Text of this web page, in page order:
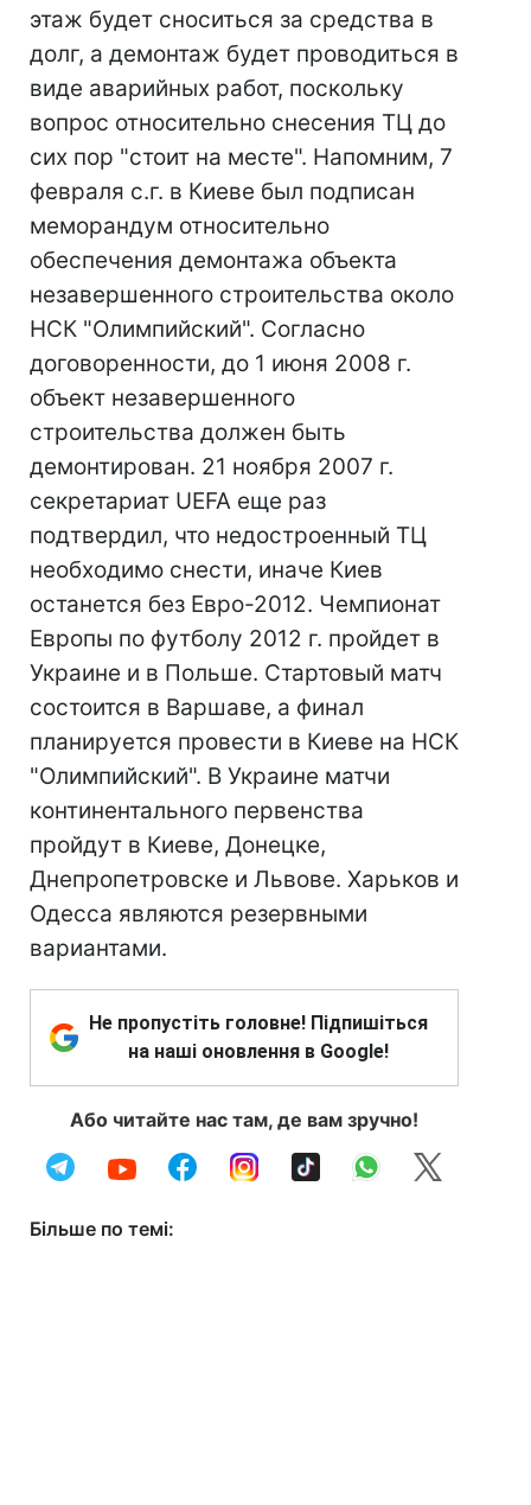
этаж будет сноситься за средства в
долг, а демонтаж будет проводиться в
виде аварийных работ, поскольку
вопрос относительно снесения ТЦ до
сих пор "стоит на месте". Напомним, 7
февраля с.г. в Киеве был подписан
меморандум относительно
обеспечения демонтажа объекта
незавершенного строительства около
НСК "Олимпийский". Согласно
договоренности, до 1 июня 2008 г.
объект незавершенного
строительства должен быть
демонтирован. 21 ноября 2007 г.
секретариат UEFA еще раз
подтвердил, что недостроенный ТЦ
необходимо снести, иначе Киев
останется без Евро-2012. Чемпионат
Европы по футболу 2012 г. пройдет в
Украине и в Польше. Стартовый матч
состоится в Варшаве, а финал
планируется провести в Киеве на НСК
"Олимпийский". В Украине матчи
континентального первенства
пройдут в Киеве, Донецке,
Днепропетровске и Львове. Харьков и
Одесса являются резервными
вариантами.
Не пропустіть головне! Підпишіться
на наші оновлення в Google!
Або читайте нас там, де вам зручно!
Більше по темі: